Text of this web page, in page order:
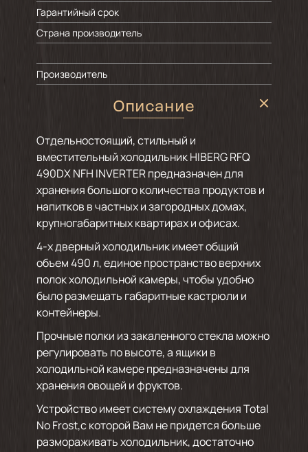
Гарантийный срок
Страна производитель
Производитель
Описание
Отдельностоящий, стильный и
вместительный холодильник HIBERG RFQ
490DX NFH INVERTER предназначен для
хранения большого количества продуктов и
напитков в частных и загородных домах,
крупногабаритных квартирах и офисах.
4-х дверный холодильник имеет общий
объем 490 л, единое пространство верхних
полок холодильной камеры, чтобы удобно
было размещать габаритные кастрюли и
контейнеры.
Прочные полки из закаленного стекла можно
регулировать по высоте, а ящики в
холодильной камере предназначены для
хранения овощей и фруктов.
Устройство имеет систему охлаждения Total
No Frost,с которой Вам не придется больше
размораживать холодильник, достаточно